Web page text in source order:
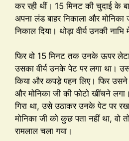
कर रही थीं। 15 मिनट की चुदाई के
अपना लंड बाहर निकाला और मोनिका
निकाल दिया। थोड़ा वीर्य उनकी
फिर वो 15 मिनट तक उनके ऊपर
उसका वीर्य उनके पेट पर लगा था।
किया और कपड़े पहन लिए। फिर उसने
और मोनिका जी की फोटो खींचने
गिरा था, उसे उठाकर उनके पेट पर
मोनिका जी को कुछ पता नहीं था, वो
रामलाल चला गया।